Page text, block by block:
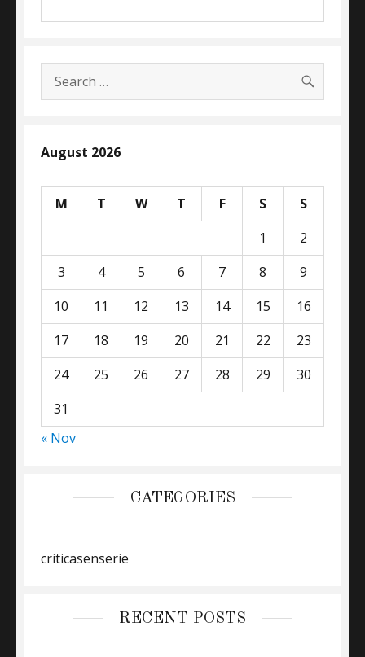
Search
for:
August 2026
M T W T F S
S
1
2
3
4 5 6 7 8
9
10
11 12 13 14 15
16
17
18 19 20 21 22
23
24
25 26 27 28 29
30
31
« Nov
CATEGORIES
criticasenserie
RECENT POSTS